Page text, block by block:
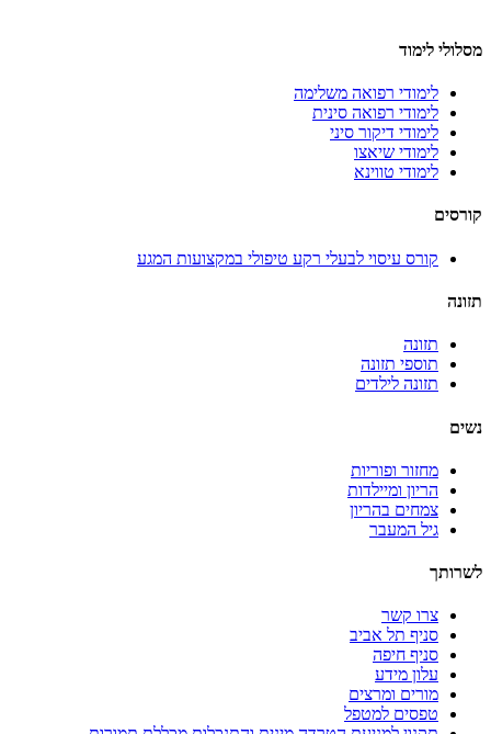
מסלולי לימוד
לימודי רפואה משלימה
לימודי רפואה סינית
לימודי דיקור סיני
לימודי שיאצו
לימודי טווינא
קורסים
קורס עיסוי לבעלי רקע טיפולי במקצועות המגע
תזונה
תזונה
תוספי תזונה
תזונה לילדים
נשים
מחזור ופוריות
הריון ומיילדות
צמחים בהריון
גיל המעבר
לשרותך
צרו קשר
סניף תל אביב
סניף חיפה
עלון מידע
מורים ומרצים
טפסים למטפל